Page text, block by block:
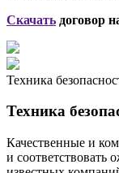
Скачать договор
Техника
Техника
Качественные и
и соответствовать